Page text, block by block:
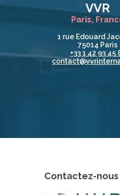
VVR
Paris,
1 rue Edouard
75014 Paris
+33 1 42 93 45
Contactez-nous